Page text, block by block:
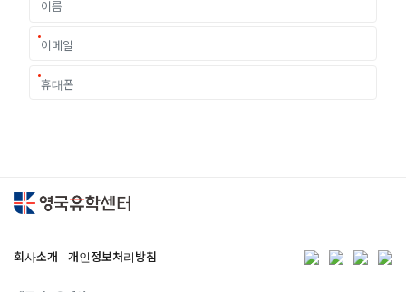
회사소개 개인정보처리방침